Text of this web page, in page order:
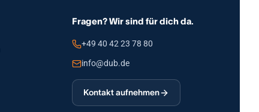
Fragen? Wir sind für dich da.
+49 40 42 23 78 80
info@dub.de
Kontakt aufnehmen